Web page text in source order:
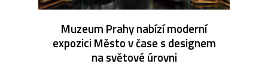
Muzeum Prahy nabízí moderní
expozici Město v čase s designem
na světové úrovni